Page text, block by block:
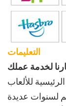
التعليمات
للألعاب